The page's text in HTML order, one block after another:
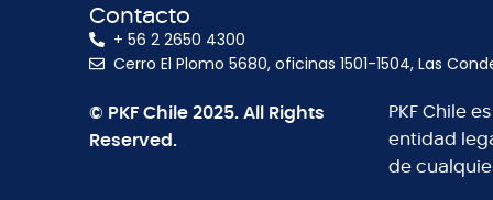
Contacto
+ 56 2 2650 4300
Cerro El Plomo 5680, oficinas 1501-1504, Las
© PKF Chile 2025. All Rights
Reserved.
PKF Chile
entidad
de